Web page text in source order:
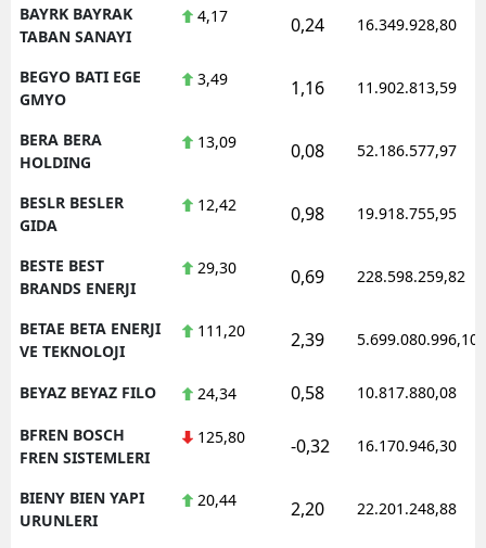
BAYRK BAYRAK
TABAN SANAYI
4,17 0,24 16.349.928,80
BEGYO BATI EGE
GMYO
3,49 1,16 11.902.813,59
BERA BERA
HOLDING
13,09 0,08 52.186.577,97
BESLR BESLER
GIDA
12,42 0,98 19.918.755,95
BESTE BEST
BRANDS ENERJI
29,30 0,69 228.598.259,82
BETAE BETA ENERJI
VE TEKNOLOJI
111,20 2,39 5.699.080.996,10
BEYAZ BEYAZ FILO 24,34 0,58 10.817.880,08
BFREN BOSCH
FREN SISTEMLERI
125,80 -0,32 16.170.946,30
BIENY BIEN YAPI
URUNLERI
20,44 2,20 22.201.248,88